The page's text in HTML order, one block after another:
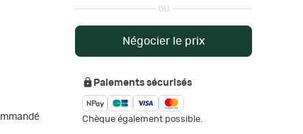
ou
Négocier le prix
Paiements sécurisés
Chèque également possible.